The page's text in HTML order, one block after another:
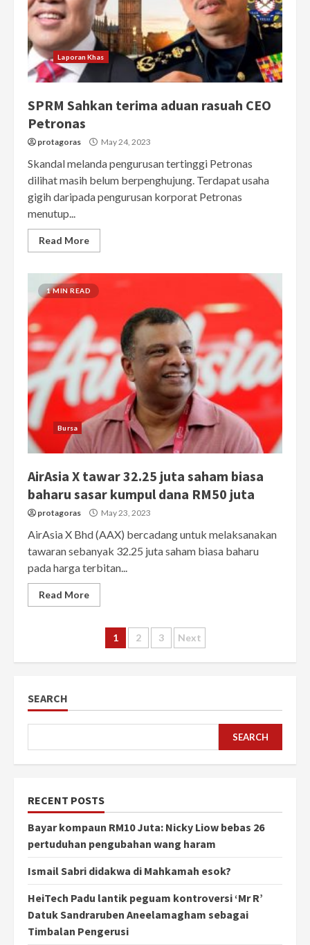
Laporan Khas
SPRM Sahkan terima aduan rasuah CEO
Petronas
protagoras May 24, 2023
Skandal melanda pengurusan tertinggi Petronas
dilihat masih belum berpenghujung. Terdapat usaha
gigih daripada pengurusan korporat Petronas
menutup...
Read More
1 MIN READ
Bursa
AirAsia X tawar 32.25 juta saham biasa
baharu sasar kumpul dana RM50 juta
protagoras May 23, 2023
AirAsia X Bhd (AAX) bercadang untuk melaksanakan
tawaran sebanyak 32.25 juta saham biasa baharu
pada harga terbitan...
Read More
Posts
pagination
1 2 3 Next
SEARCH
SEARCH
RECENT POSTS
Bayar kompaun RM10 Juta: Nicky Liow bebas 26
pertuduhan pengubahan wang haram
Ismail Sabri didakwa di Mahkamah esok?
HeiTech Padu lantik peguam kontroversi ‘Mr R’
Datuk Sandraruben Aneelamagham sebagai
Timbalan Pengerusi